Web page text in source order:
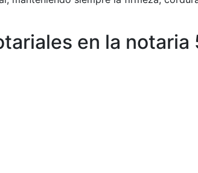
en la notaria